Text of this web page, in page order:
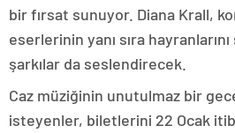
bir fırsat sunuyor. Diana Krall,
eserlerinin yanı sıra
şarkılar da seslendirecek.
Caz müziğinin unutulmaz bir
isteyenler, biletlerini 22 Ocak